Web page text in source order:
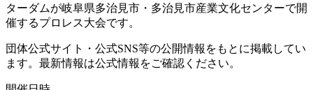
ターダムが岐阜県多治見市・多治見市産業文化センターで開
催するプロレス大会です。
団体公式サイト・公式SNS等の公開情報をもとに掲載してい
ます。最新情報は公式情報をご確認ください。